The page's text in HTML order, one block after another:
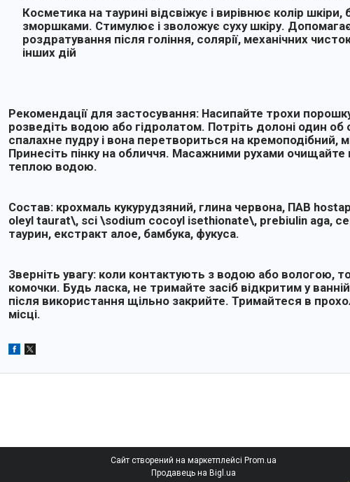
Косметика на таурині відсвіжує і вирівнює колір шкіри,
зморшками. Стимулює і зволожує суху шкіру.
роздратування після гоління, солярії, механічних
інших дій
Рекомендації для застосування: Насипайте трохи
розведіть водою або гідролатом. Потріть долоні один об
спалахне пудру і вона перетвориться на кремоподібний,
Принесіть пінку на обличчя. Масажними рухами очищайте
теплою водою.
Состав: крохмаль кукурудзяний, глина червона, ПАВ
oleyl taurat\, sci \sodium cocoyl isethionate\, prebiulin aga,
таурин, екстракт алое, бамбука, фукуса.
Зверніть увагу: коли контактують з водою або вологою,
комочки. Будь ласка, не тримайте засіб відкритим у
після використання щільно закрийте. Тримайтеся в
місці.
Сайт створений на маркетплейсі Prom.ua
Продавець на Bigl.ua